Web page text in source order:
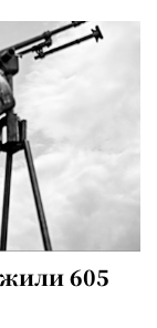
605